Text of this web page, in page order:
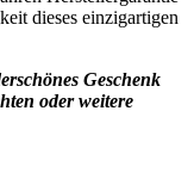
dieses einzigartigen
Geschenk
oder weitere